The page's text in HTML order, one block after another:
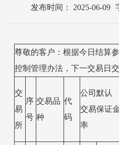
发布时间： 2025-06-09
尊敬的客户：根据今日结算
控制管理办法，下一交易日
交
易
所
序
号
交易品
种
代
码
公司默认
交易保证
率